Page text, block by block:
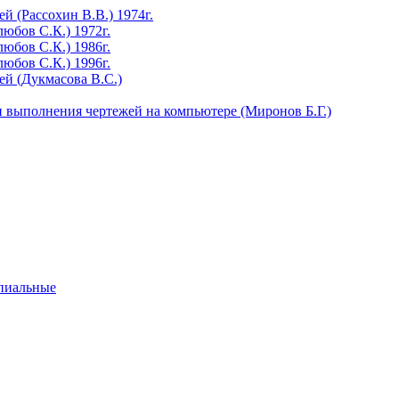
(Рассохин В.В.) 1974г.
С.К.) 1972г.
С.К.) 1986г.
С.К.) 1996г.
(Дукмасова В.С.)
чертежей на компьютере (Миронов Б.Г.)